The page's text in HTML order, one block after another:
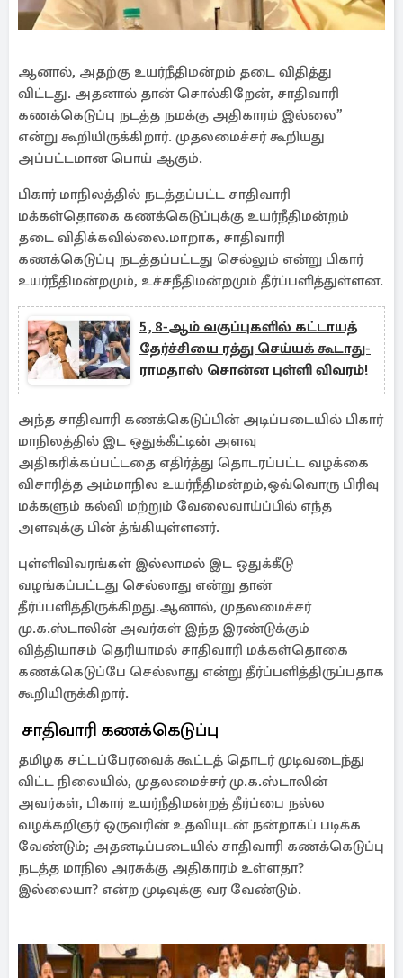
ஆனால், அதற்கு உயர்நீதிமன்றம் தடை விதித்து
விட்டது. அதனால் தான் சொல்கிறேன், சாதிவாரி
கணக்கெடுப்பு நடத்த நமக்கு அதிகாரம் இல்லை”
என்று கூறியிருக்கிறார். முதலமைச்சர் கூறியது
அப்பட்டமான பொய் ஆகும்.
பிகார் மாநிலத்தில் நடத்தப்பட்ட சாதிவாரி
மக்கள்தொகை கணக்கெடுப்புக்கு உயர்நீதிமன்றம்
தடை விதிக்கவில்லை.மாறாக, சாதிவாரி
கணக்கெடுப்பு நடத்தப்பட்டது செல்லும் என்று பிகார்
உயர்நீதிமன்றமும், உச்சநீதிமன்றமும் தீர்ப்பளித்துள்ளன.
5, 8-ஆம் வகுப்புகளில் கட்டாயத்
தேர்ச்சியை ரத்து செய்யக் கூடாது-
ராமதாஸ் சொன்ன புள்ளி விவரம்!
அந்த சாதிவாரி கணக்கெடுப்பின் அடிப்படையில் பிகார்
மாநிலத்தில் இட ஒதுக்கீட்டின் அளவு
அதிகரிக்கப்பட்டதை எதிர்த்து தொடரப்பட்ட வழக்கை
விசாரித்த அம்மாநில உயர்நீதிமன்றம்,ஒவ்வொரு பிரிவு
மக்களும் கல்வி மற்றும் வேலைவாய்ப்பில் எந்த
அளவுக்கு பின் த்ங்கியுள்ளனர்.
புள்ளிவிவரங்கள் இல்லாமல் இட ஒதுக்கீடு
வழங்கப்பட்டது செல்லாது என்று தான்
தீர்ப்பளித்திருக்கிறது.ஆனால், முதலமைச்சர்
மு.க.ஸ்டாலின் அவர்கள் இந்த இரண்டுக்கும்
வித்தியாசம் தெரியாமல் சாதிவாரி மக்கள்தொகை
கணக்கெடுப்பே செல்லாது என்று தீர்ப்பளித்திருப்பதாக
கூறியிருக்கிறார்.
சாதிவாரி கணக்கெடுப்பு
தமிழக சட்டப்பேரவைக் கூட்டத் தொடர் முடிவடைந்து
விட்ட நிலையில், முதலமைச்சர் மு.க.ஸ்டாலின்
அவர்கள், பிகார் உயர்நீதிமன்றத் தீர்ப்பை நல்ல
வழக்கறிஞர் ஒருவரின் உதவியுடன் நன்றாகப் படிக்க
வேண்டும்; அதனடிப்படையில் சாதிவாரி கணக்கெடுப்பு
நடத்த மாநில அரசுக்கு அதிகாரம் உள்ளதா?
இல்லையா? என்ற முடிவுக்கு வர வேண்டும்.